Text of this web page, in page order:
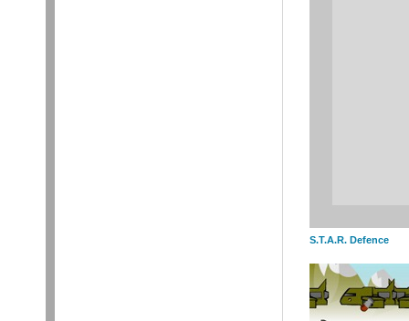
S.T.A.R. Defence